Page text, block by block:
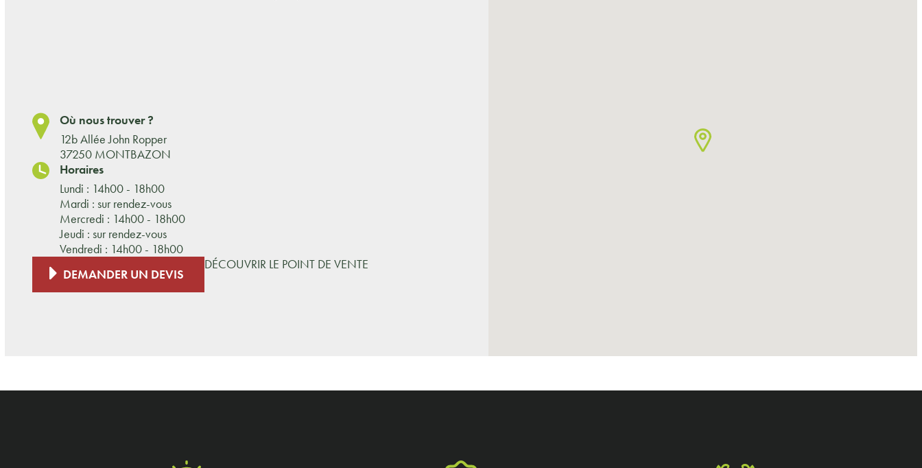
Où nous trouver ?
12b Allée John Ropper
37250 MONTBAZON
Horaires
Lundi : 14h00 - 18h00
Mardi : sur rendez-vous
Mercredi : 14h00 - 18h00
Jeudi : sur rendez-vous
Vendredi : 14h00 - 18h00
DEMANDER UN DEVIS
DÉCOUVRIR LE POINT DE VENTE